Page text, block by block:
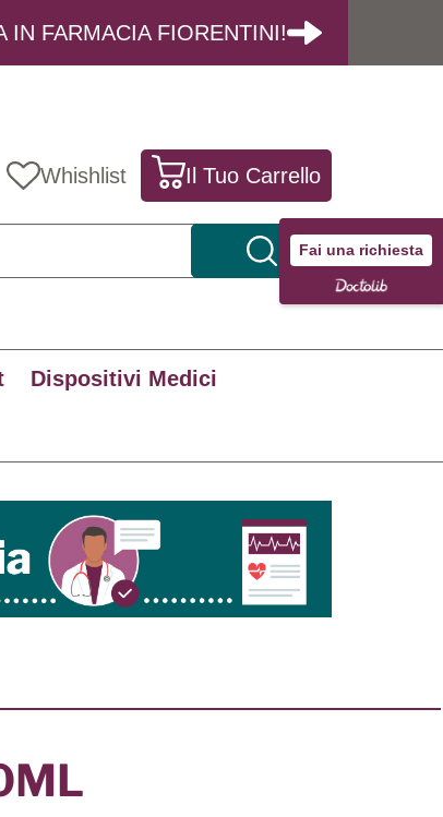
Fai una richiesta
IN FARMACIA FIORENTINI!
Whishlist Il Tuo Carrello
Dispositivi Medici